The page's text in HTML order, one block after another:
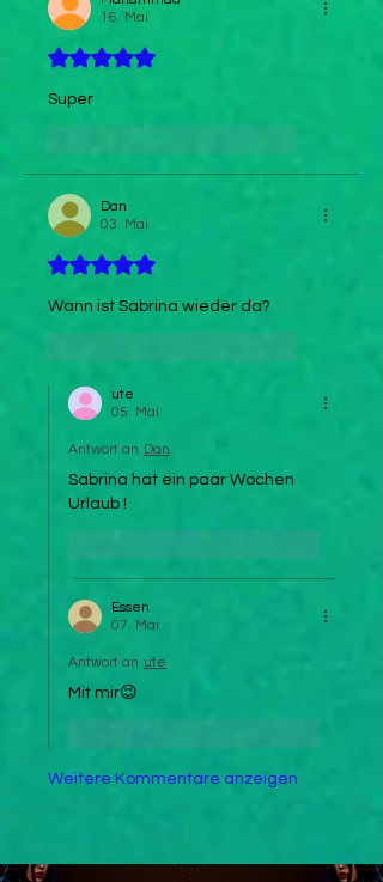
16. Mai
Mit 5 von 5 Sternen bewertet.
Super
Dan
03. Mai
Mit 5 von 5 Sternen bewertet.
Wann ist Sabrina wieder da?
ute
05. Mai
Antwort an Dan
Sabrina hat ein paar Wochen
Urlaub !
Essen
07. Mai
Antwort an ute
Mit mir😉
Weitere Kommentare anzeigen